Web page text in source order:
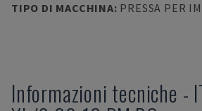
TIPO DI MACCHINA: PRESSA PER
Informazioni tecniche -